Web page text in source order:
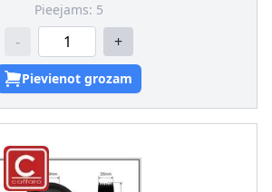
Pieejams: 5
- +
Pievienot grozam